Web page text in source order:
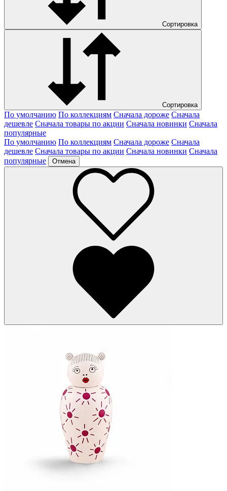
Сортировка
Сортировка
По умолчанию По коллекциям Сначала дороже Сначала
дешевле Сначала товары по акции Сначала новинки Сначала
популярные
По умолчанию По коллекциям Сначала дороже Сначала
дешевле Сначала товары по акции Сначала новинки Сначала
популярные
Отмена